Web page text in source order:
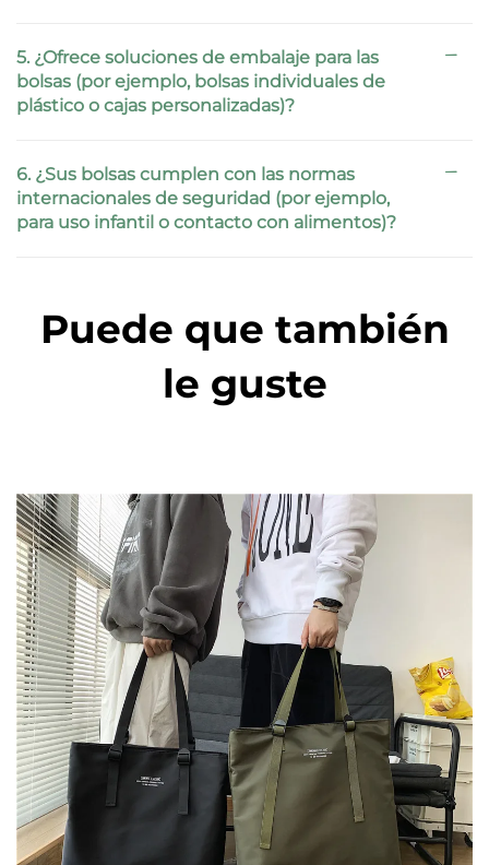
5. ¿Ofrece soluciones de embalaje para las
bolsas (por ejemplo, bolsas individuales de
plástico o cajas personalizadas)?
6. ¿Sus bolsas cumplen con las normas
internacionales de seguridad (por ejemplo,
para uso infantil o contacto con alimentos)?
Puede que también
le guste